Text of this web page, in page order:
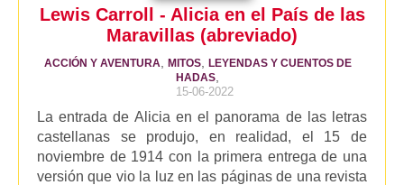
Lewis Carroll - Alicia en el País de las
Maravillas (abreviado)
ACCIÓN Y AVENTURA MITOS, LEYENDAS Y CUENTOS DE
HADAS
15-06-2022
La entrada de Alicia en el panorama de las letras
castellanas se produjo, en realidad, el 15 de
noviembre de 1914 con la primera entrega de una
versión que vio la luz en las páginas de una revista